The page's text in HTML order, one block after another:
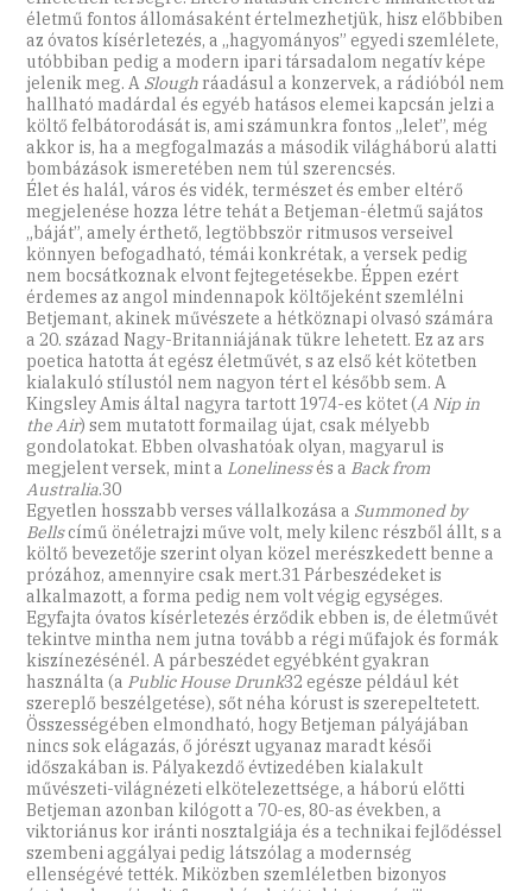
életmű fontos állomásaként értelmezhetjük, hisz előbbiben
az óvatos kísérletezés, a „hagyományos” egyedi szemlélete,
utóbbiban pedig a modern ipari társadalom negatív képe
jelenik meg. A Sloughráadásul a konzervek, a rádióból nem
hallható madárdal és egyéb hatásos elemei kapcsán jelzi a
költő felbátorodását is, ami számunkra fontos „lelet”, még
akkor is, ha a megfogalmazás a második világháború alatti
bombázások ismeretében nem túl szerencsés.
Élet és halál, város és vidék, természet és ember eltérő
megjelenése hozza létre tehát a Betjeman-életmű sajátos
„báját”, amely érthető, legtöbbször ritmusos verseivel
könnyen befogadható, témái konkrétak, a versek pedig
nem bocsátkoznak elvont fejtegetésekbe. Éppen ezért
érdemes az angol mindennapok költőjeként szemlélni
Betjemant, akinek művészete a hétköznapi olvasó számára
a 20. század Nagy-Britanniájának tükre lehetett. Ez az ars
poetica hatotta át egész életművét, s az első két kötetben
kialakuló stílustól nem nagyon tért el később sem. A
Kingsley Amis által nagyra tartott 1974-es kötet (A Nip in
the Air) sem mutatott formailag újat, csak mélyebb
gondolatokat. Ebben olvashatóak olyan, magyarul is
megjelent versek, mint a Lonelinessés a Back from
Australia.30
Egyetlen hosszabb verses vállalkozása a Summoned by
Bellscímű önéletrajzi műve volt, mely kilenc részből állt, s a
költő bevezetője szerint olyan közel merészkedett benne a
prózához, amennyire csak mert.31 Párbeszédeket is
alkalmazott, a forma pedig nem volt végig egységes.
Egyfajta óvatos kísérletezés érződik ebben is, de életművét
tekintve mintha nem jutna tovább a régi műfajok és formák
kiszínezésénél. A párbeszédet egyébként gyakran
használta (a Public House Drunk32 egésze például két
szereplő beszélgetése), sőt néha kórust is szerepeltetett.
Összességében elmondható, hogy Betjeman pályájában
nincs sok elágazás, ő jórészt ugyanaz maradt késői
időszakában is. Pályakezdő évtizedében kialakult
művészeti-világnézeti elkötelezettsége, a háború előtti
Betjeman azonban kilógott a 70-es, 80-as években, a
viktoriánus kor iránti nosztalgiája és a technikai fejlődéssel
szembeni aggályai pedig látszólag a modernség
ellenségévé tették. Miközben szemléletben bizonyos